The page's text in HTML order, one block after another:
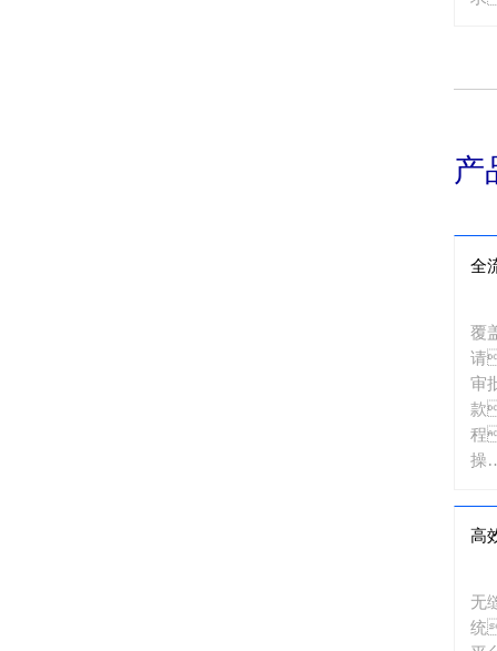
产
全
覆
审
款
程
操
实
高
无
统